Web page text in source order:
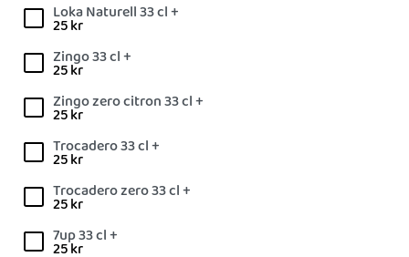
Loka Naturell 33 cl +
25kr
Zingo 33 cl +
25kr
Zingo zero citron 33 cl +
25kr
Trocadero 33 cl +
25kr
Trocadero zero 33 cl +
25kr
7up 33 cl +
25kr